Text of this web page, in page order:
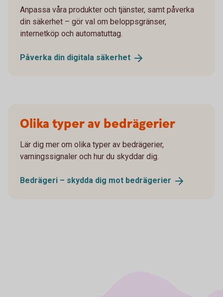
Anpassa våra produkter och tjänster, samt påverka
din säkerhet – gör val om beloppsgränser,
internetköp och automatuttag.
Påverka din digitala säkerhet
Olika typer av bedrägerier
Lär dig mer om olika typer av bedrägerier,
varningssignaler och hur du skyddar dig.
Bedrägeri – skydda dig mot bedrägerier